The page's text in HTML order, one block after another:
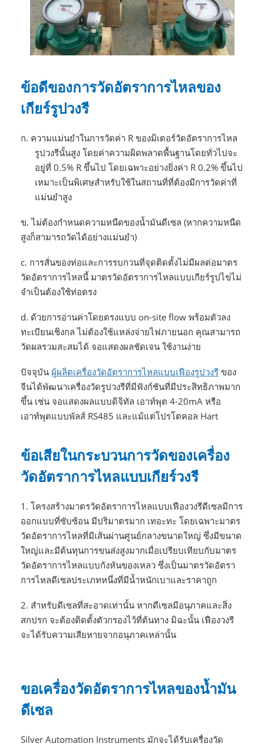
ข้อดีของการวัดอัตราการไหลของ
เกียร์รูปวงรี
ก. ความแม่นยำในการวัดค่า R ของมิเตอร์วัดอัตราการไหล
รูปวงรีนั้นสูง โดยค่าความผิดพลาดพื้นฐานโดยทั่วไปจะ
อยู่ที่ 0.5% R ขึ้นไป โดยเฉพาะอย่างยิ่งค่า R 0.2% ขึ้นไป
เหมาะเป็นพิเศษสำหรับใช้ในสถานที่ที่ต้องมีการวัดค่าที่
แม่นยำสูง
ข. ไม่ต้องกำหนดความหนืดของน้ำมันดีเซล (หากความหนืด
สูงก็สามารถวัดได้อย่างแม่นยำ)
c. การสั่นของท่อและการรบกวนที่จุดติดตั้งไม่มีผลต่อมาตร
วัดอัตราการไหลนี้ มาตรวัดอัตราการไหลแบบเกียร์รูปไข่ไม่
จำเป็นต้องใช้ท่อตรง
d. ด้วยการอ่านค่าโดยตรงแบบ on-site flow พร้อมตัวลง
ทะเบียนเชิงกล ไม่ต้องใช้แหล่งจ่ายไฟภายนอก คุณสามารถ
วัดผลรวมสะสมได้ จอแสดงผลชัดเจน ใช้งานง่าย
ปัจจุบัน ผู้ผลิตเครื่องวัดอัตราการไหลแบบเฟืองรูปวงรีของ
จีนได้พัฒนาเครื่องวัดรูปวงรีที่มีฟังก์ชันที่มีประสิทธิภาพมาก
ขึ้น เช่น จอแสดงผลแบบดิจิทัล เอาท์พุต 4-20mA หรือ
เอาท์พุตแบบพัลส์ RS485 และแม้แต่โปรโตคอล Hart
ข้อเสียในกระบวนการวัดของเครื่อง
วัดอัตราการไหลแบบเกียร์วงรี
1. โครงสร้างมาตรวัดอัตราการไหลแบบเฟืองวงรีดีเซลมีการ
ออกแบบที่ซับซ้อน มีปริมาตรมาก เทอะทะ โดยเฉพาะมาตร
วัดอัตราการไหลที่มีเส้นผ่านศูนย์กลางขนาดใหญ่ ซึ่งมีขนาด
ใหญ่และมีต้นทุนการขนส่งสูงมากเมื่อเปรียบเทียบกับมาตร
วัดอัตราการไหลแบบกังหันของเหลว ซึ่งเป็นมาตรวัดอัตรา
การไหลดีเซลประเภทหนึ่งที่มีน้ำหนักเบาและราคาถูก
2. สำหรับดีเซลที่สะอาดเท่านั้น หากดีเซลมีอนุภาคและสิ่ง
สกปรก จะต้องติดตั้งตัวกรองไว้ที่ต้นทาง มิฉะนั้น เฟืองวงรี
จะได้รับความเสียหายจากอนุภาคเหล่านั้น
ขอเครื่องวัดอัตราการไหลของน้ำมัน
ดีเซล
Silver Automation Instruments มักจะได้รับเครื่องวัด